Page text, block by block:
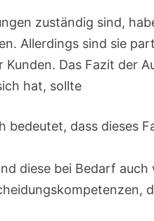
zuständig sind,
Allerdings sind sie
Kunden. Das Fazit der
hat, sollte
dass dieses
diese bei Bedarf auch